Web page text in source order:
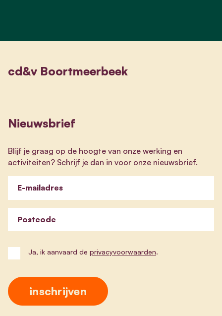
cd&v Boortmeerbeek
Nieuwsbrief
Blijf je graag op de hoogte van onze werking en
activiteiten? Schrijf je dan in voor onze nieuwsbrief.
E-mailadres
Postcode
Ja, ik aanvaard de privacyvoorwaarden.